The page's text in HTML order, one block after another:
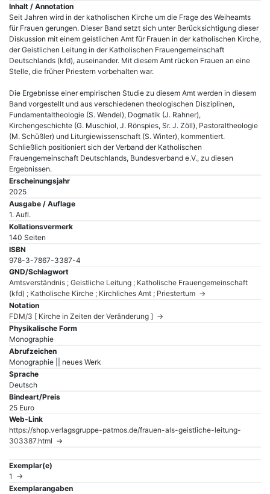
Inhalt / Annotation
Seit Jahren wird in der katholischen Kirche um die Frage des Weiheamts
für Frauen gerungen. Dieser Band setzt sich unter Berücksichtigung dieser
Diskussion mit einem geistlichen Amt für Frauen in der katholischen Kirche,
der Geistlichen Leitung in der Katholischen Frauengemeinschaft
Deutschlands (kfd), auseinander. Mit diesem Amt rücken Frauen an eine
Stelle, die früher Priestern vorbehalten war.
Die Ergebnisse einer empirischen Studie zu diesem Amt werden in diesem
Band vorgestellt und aus verschiedenen theologischen Disziplinen,
Fundamentaltheologie (S. Wendel), Dogmatik (J. Rahner),
Kirchengeschichte (G. Muschiol, J. Rönspies, Sr. J. Zöll), Pastoraltheologie
(M. Schüßler) und Liturgiewissenschaft (S. Winter), kommentiert.
Schließlich positioniert sich der Verband der Katholischen
Frauengemeinschaft Deutschlands, Bundesverband e.V., zu diesen
Ergebnissen.
Erscheinungsjahr
2025
Ausgabe / Auflage
1. Aufl.
Kollationsvermerk
140 Seiten
ISBN
978-3-7867-3387-4
GND/Schlagwort
Amtsverständnis ; Geistliche Leitung ; Katholische Frauengemeinschaft
(kfd) ; Katholische Kirche ; Kirchliches Amt ; Priestertum →
Notation
FDM/3 [ Kirche in Zeiten der Veränderung ] →
Physikalische Form
Monographie
Abrufzeichen
Monographie || neues Werk
Sprache
Deutsch
Bindeart/Preis
25 Euro
Web-Link
https://shop.verlagsgruppe-patmos.de/frauen-als-geistliche-leitung-
303387.html →
Exemplar(e)
1 →
Exemplarangaben